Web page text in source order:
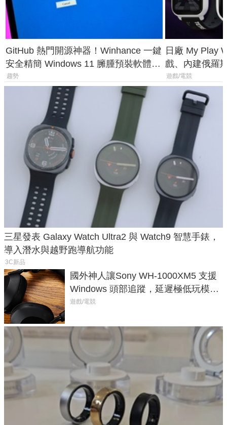
GitHub 熱門開源神器！Winhance 一鍵
安全精簡 Windows 11 臃腫預裝軟體與
後台追蹤
趨勢
日廠 My Play
戲、內建俄羅
過竟然不能連
遊戲/電競
三星發表 Galaxy Watch Ultra2 與 Watch9 智慧手錶，
導入潛水與越野跑導航功能
3C新品
國外神人讓Sony WH-1000XM5 支援
Windows 頭部追蹤，延遲極低玩模擬
飛行超有感
遊戲/電競